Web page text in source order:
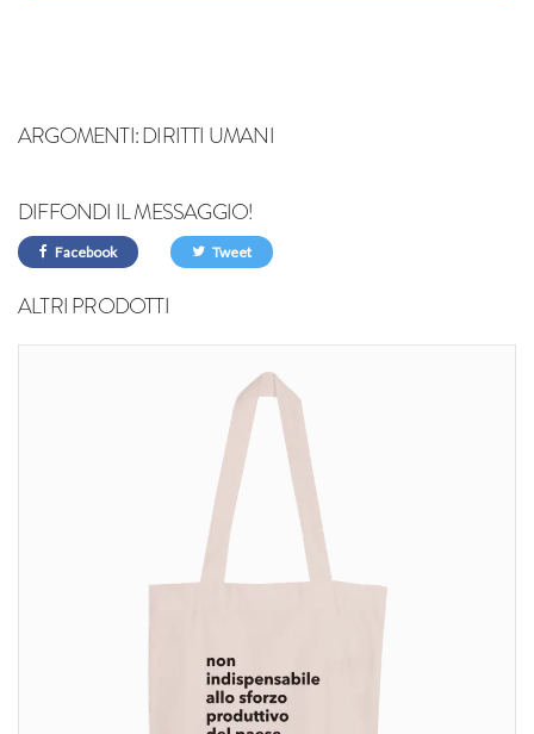
ARGOMENTI:DIRITTI UMANI
DIFFONDI IL MESSAGGIO!
Facebook Tweet
ALTRI PRODOTTI